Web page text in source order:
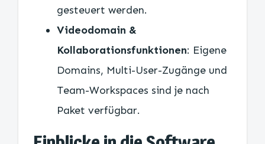
gesteuert werden.
Videodomain &
Kollaborationsfunktionen: Eigene
Domains, Multi-User-Zugänge und
Team-Workspaces sind je nach
Paket verfügbar.